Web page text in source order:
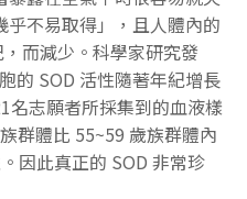
乎不易取得」，且人體內的
而減少。科學家研究發
的 SOD 活性隨著年紀增長
名志願者所採集到的血液樣
群體比 55~59 歲族群體內
因此真正的 SOD 非常珍